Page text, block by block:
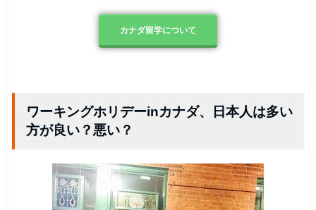
カナダ留学について
ワーキングホリデーinカナダ、日本人は多い
方が良い？悪い？